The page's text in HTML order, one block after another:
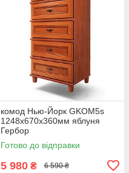
комод Нью-Йорк GKOM5s
1248х670х360мм яблуня
Гербор
Готово до відправки
5 980 ₴ 6 590 ₴